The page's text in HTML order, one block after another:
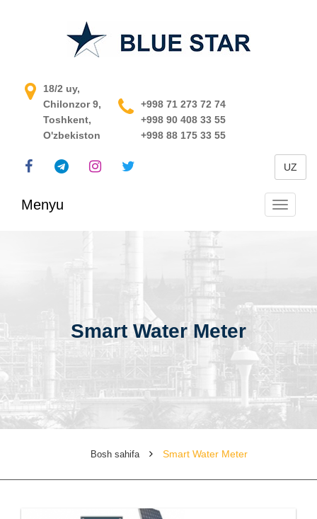
O'zbekistondagi jarayonni
boshqarish tizimi
18/2 uy,
Chilonzor 9,
Toshkent,
O'zbekiston
+998 71 273 72 74
+998 90 408 33 55
+998 88 175 33 55
UZ
Menyu
Smart Water Meter
Bosh sahifa Smart Water Meter